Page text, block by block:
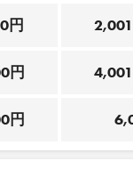
円
円
円